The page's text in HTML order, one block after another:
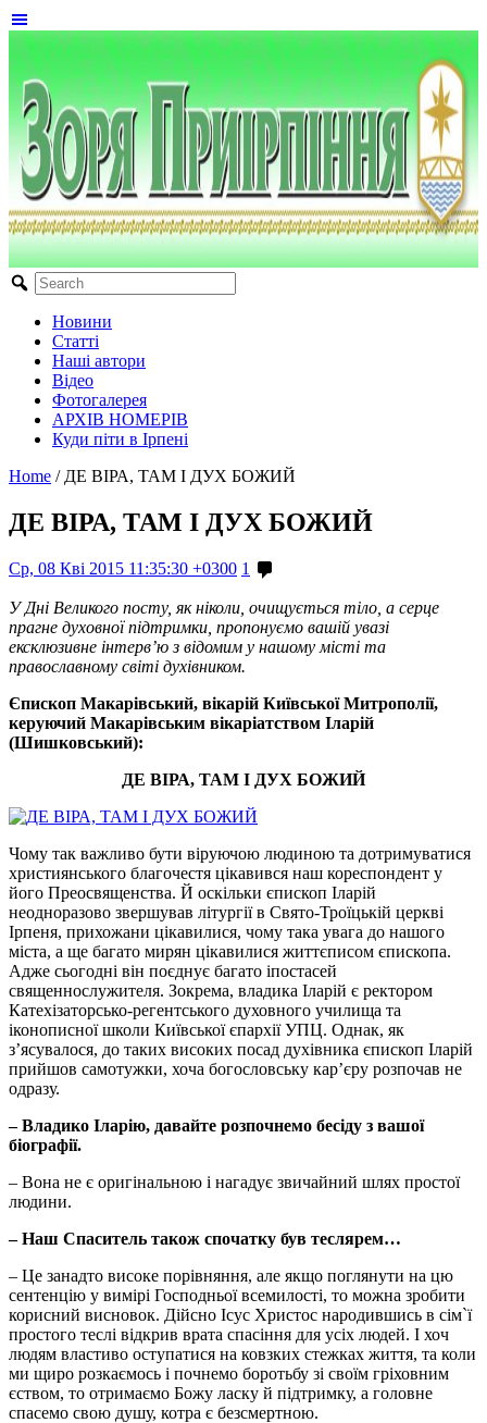
Новини
Статті
Наші автори
Відео
Фотогалерея
АРХІВ НОМЕРІВ
Куди піти в Ірпені
Home / ДЕ ВІРА, ТАМ І ДУХ БОЖИЙ
ДЕ ВІРА, ТАМ І ДУХ БОЖИЙ
Ср, 08 Кві 2015 11:35:30 +0300 1
У Дні Великого посту, як ніколи, очищується тіло, а серце
прагне духовної підтримки, пропонуємо вашій увазі
ексклюзивне інтерв’ю з відомим у нашому місті та
православному світі духівником.
Єпископ Макарівський, вікарій Київської Митрополії,
керуючий Макарівським вікаріатством Іларій
(Шишковський):
ДЕ ВІРА, ТАМ І ДУХ БОЖИЙ
Чому так важливо бути віруючою людиною та дотримуватися
християнського благочестя цікавився наш кореспондент у
його Преосвященства. Й оскільки єпископ Іларій
неодноразово звершував літургії в Свято-Троїцькій церкві
Ірпеня, прихожани цікавилися, чому така увага до нашого
міста, а ще багато мирян цікавилися життєписом єпископа.
Адже сьогодні він поєднує багато іпостасей
священнослужителя. Зокрема, владика Іларій є ректором
Катехізаторсько-регентського духовного училища та
іконописної школи Київської єпархії УПЦ. Однак, як
з’ясувалося, до таких високих посад духівника єпископ Іларій
прийшов самотужки, хоча богословську кар’єру розпочав не
одразу.
– Владико Іларію, давайте розпочнемо бесіду з вашої
біографії.
– Вона не є оригінальною і нагадує звичайний шлях простої
людини.
–Наш Спаситель також спочатку був теслярем…
– Це занадто високе порівняння, але якщо поглянути на цю
сентенцію у вимірі Господньої всемилості, то можна зробити
корисний висновок. Дійсно Ісус Христос народившись в сім`ї
простого теслі відкрив врата спасіння для усіх людей. І хоч
людям властиво оступатися на ковзких стежках життя, та коли
ми щиро розкаємось і почнемо боротьбу зі своїм гріховним
єством, то отримаємо Божу ласку й підтримку, а головне
спасемо свою душу, котра є безсмертною.